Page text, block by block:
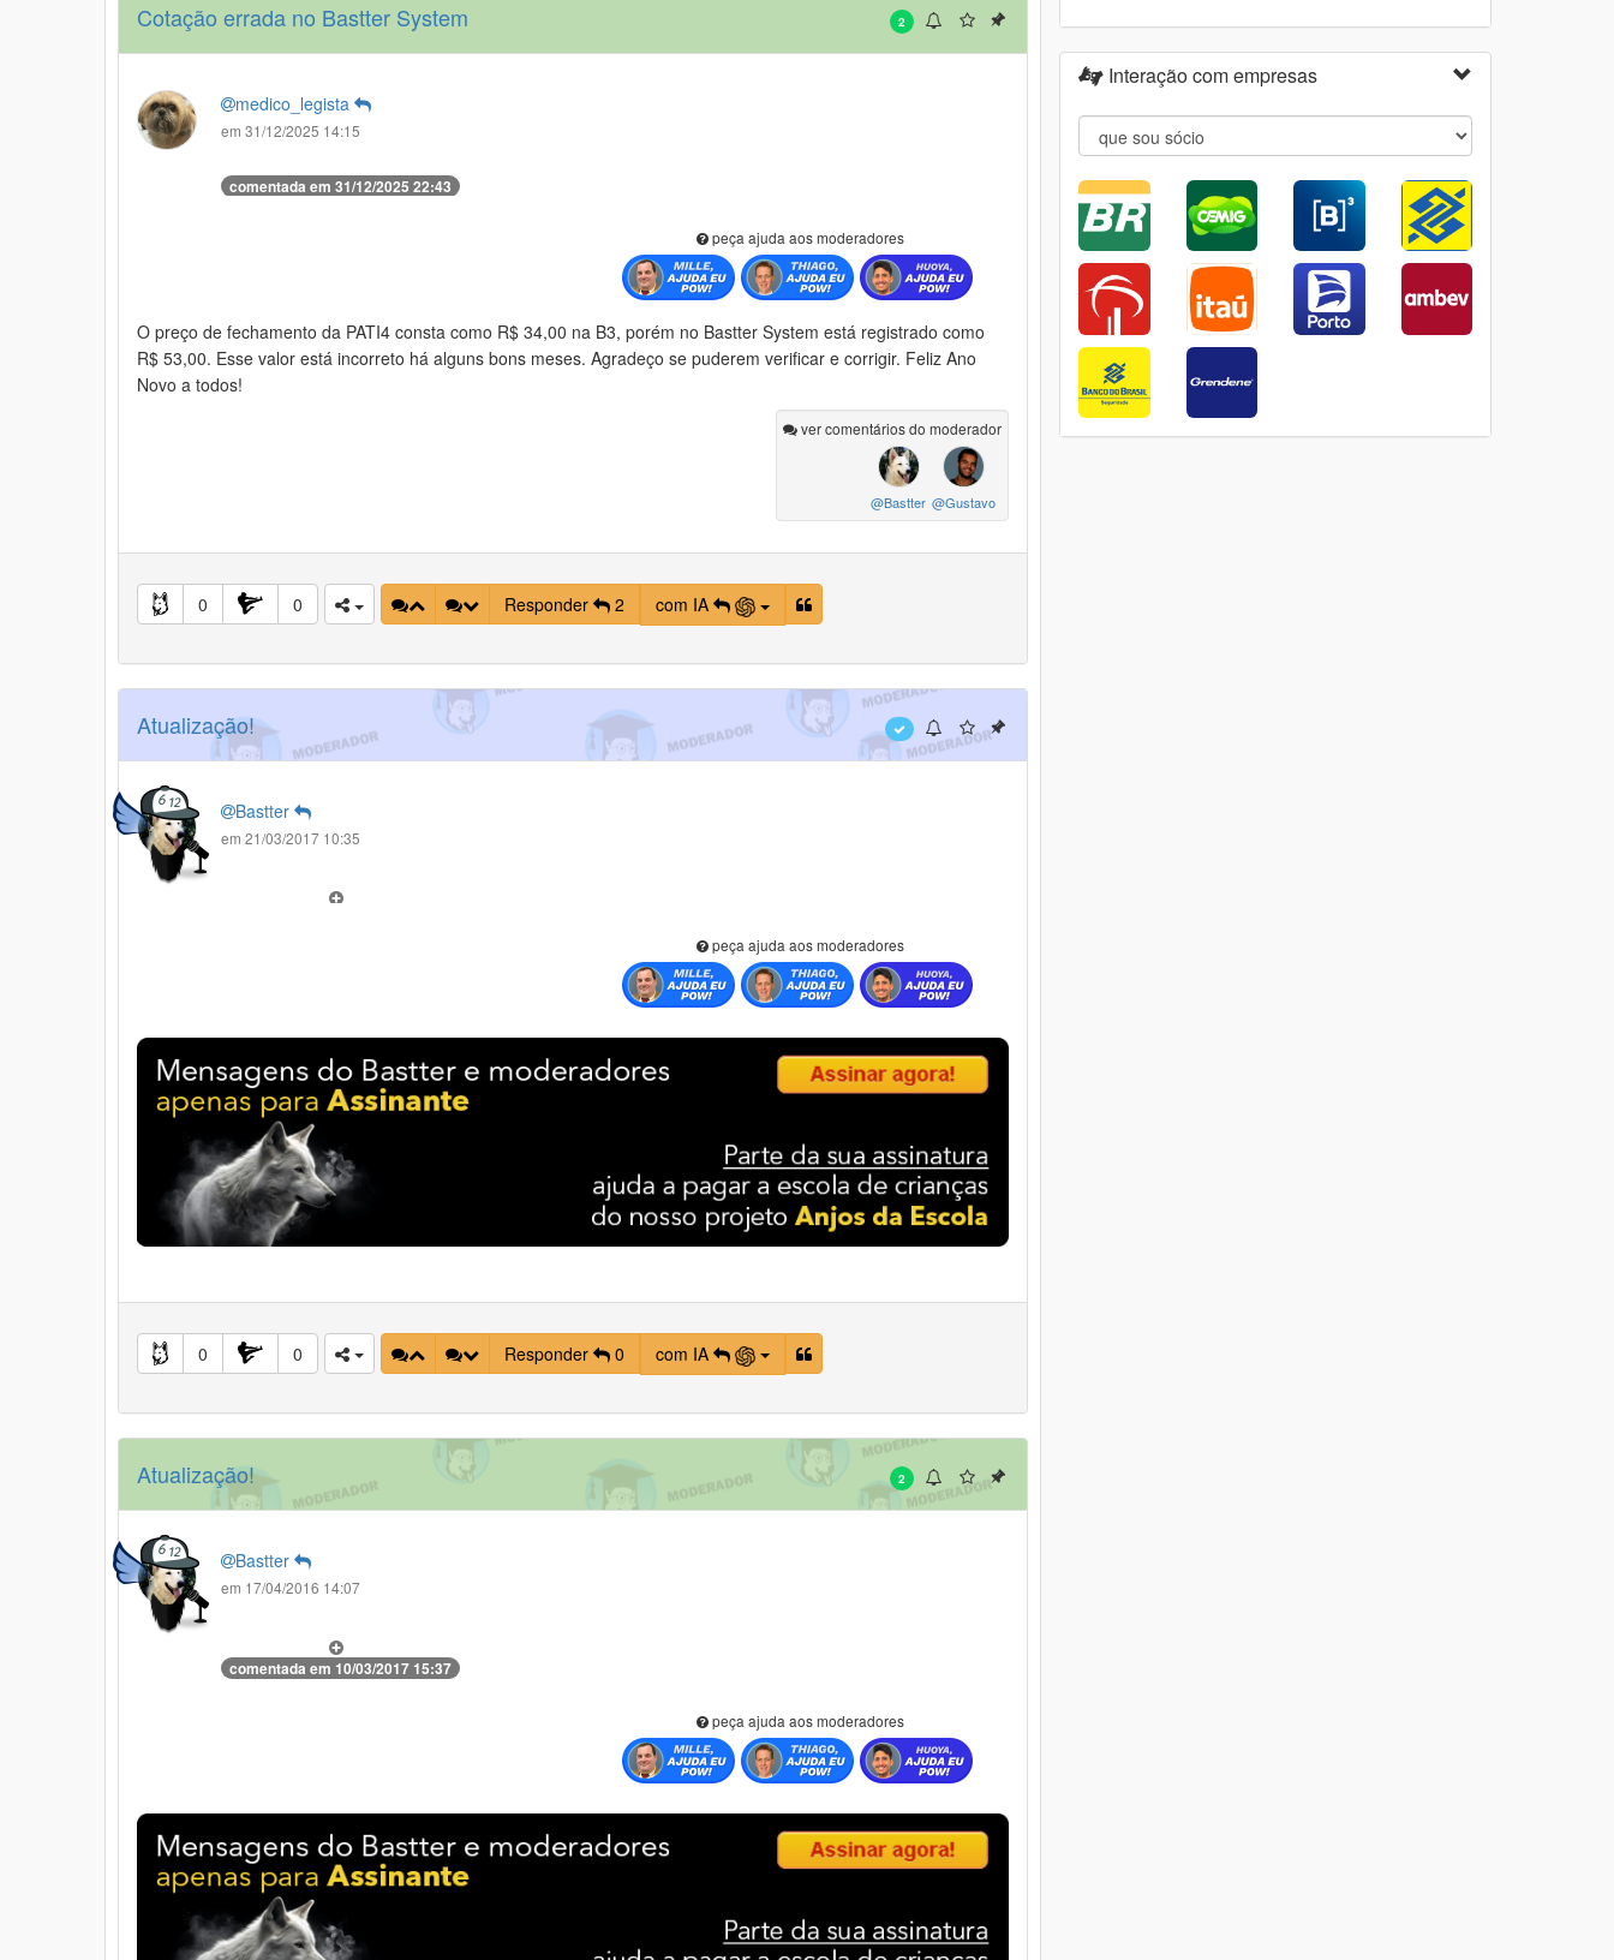
2
Cotação errada no Bastter System
medico_legista
em 31/12/2025 14:15
comentada em 31/12/2025 22:43
peça ajuda aos moderadores
O preço de fechamento da PATI4 consta como R$ 34,00 na B3, porém no Bastter System está registrado como
R$ 53,00. Esse valor está incorreto há alguns bons meses. Agradeço se puderem verificar e corrigir. Feliz Ano
Novo a todos!
ver comentários do moderador
@Gustavo
@Bastter
0 0 Responder 2 com IA
Atualização!
Bastter
em 21/03/2017 10:35
peça ajuda aos moderadores
0 0 Responder 0 com IA
2
Atualização!
Bastter
em 17/04/2016 14:07
comentada em 10/03/2017 15:37
peça ajuda aos moderadores
Interação com empresas